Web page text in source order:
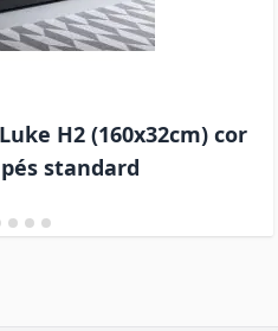
H2 (160x32cm) cor
standard